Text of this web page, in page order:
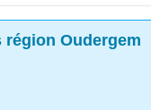
Oudergem